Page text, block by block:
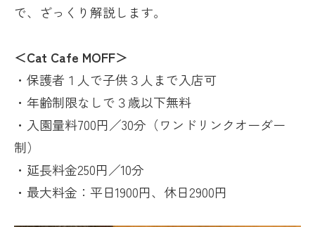
で、ざっくり解説します。
＜Cat Cafe MOFF＞
・保護者１人で子供３人まで入店可
・年齢制限なしで３歳以下無料
・入園量料700円／30分（ワンドリンクオーダー
制）
・延長料金250円／10分
・最大料金：平日1900円、休日2900円